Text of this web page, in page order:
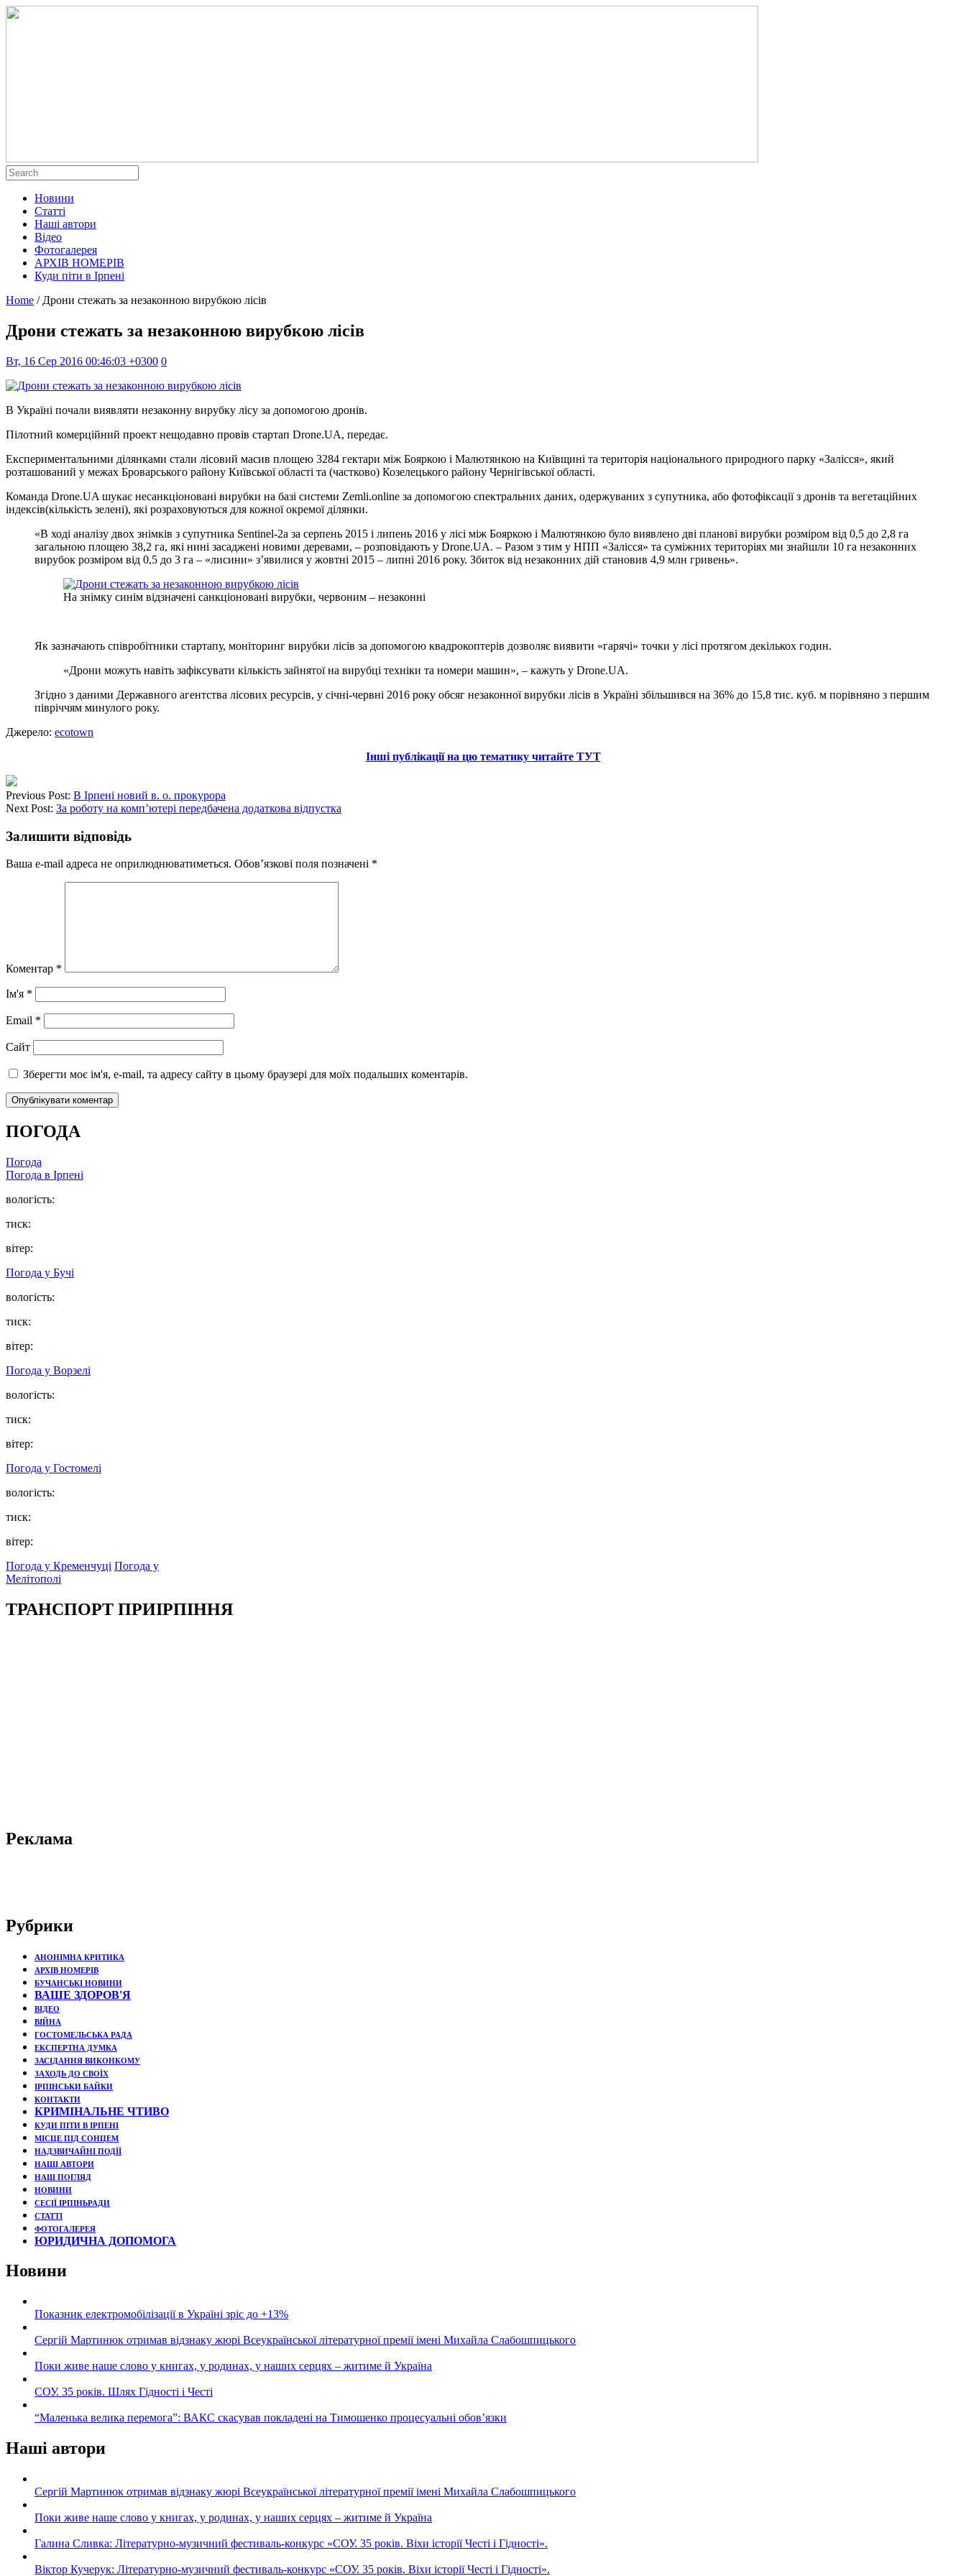
Новини
Статті
Наші автори
Відео
Фотогалерея
АРХІВ НОМЕРІВ
Куди піти в Ірпені
Home / Дрони стежать за незаконною вирубкою лісів
Дрони стежать за незаконною вирубкою лісів
Вт, 16 Сер 2016 00:46:03 +0300 0
В Україні почали виявляти незаконну вирубку лісу за допомогою дронів.
Пілотний комерційний проект нещодавно провів стартап Drone.UA, передає.
Експериментальними ділянками стали лісовий масив площею 3284 гектари між Бояркою і Малютянкою на Київщині та територія національного природного парку «Залісся», який
розташований у межах Броварського району Київської області та (частково) Козелецького району Чернігівської області.
Команда Drone.UA шукає несанкціоновані вирубки на базі системи Zemli.online за допомогою спектральних даних, одержуваних з супутника, або фотофіксації з дронів та вегетаційних
індексів(кількість зелені), які розраховуються для кожної окремої ділянки.
«В ході аналізу двох знімків з супутника Sentinel-2a за серпень 2015 і липень 2016 у лісі між Бояркою і Малютянкою було виявлено дві планові вирубки розміром від 0,5 до 2,8 га
загальною площею 38,2 га, які нині засаджені новими деревами, – розповідають у Drone.UA. – Разом з тим у НПП «Залісся» та суміжних територіях ми знайшли 10 га незаконних
вирубок розміром від 0,5 до 3 га – «лисини» з’явилися у жовтні 2015 – липні 2016 року. Збиток від незаконних дій становив 4,9 млн гривень».
На знімку синім відзначені санкціоновані вирубки, червоним – незаконні
Як зазначають співробітники стартапу, моніторинг вирубки лісів за допомогою квадрокоптерів дозволяє виявити «гарячі» точки у лісі протягом декількох годин.
«Дрони можуть навіть зафіксувати кількість зайнятої на вирубці техніки та номери машин», – кажуть у Drone.UA.
Згідно з даними Державного агентства лісових ресурсів, у січні-червні 2016 року обсяг незаконної вирубки лісів в Україні збільшився на 36% до 15,8 тис. куб. м порівняно з першим
півріччям минулого року.
Джерело: ecotown
Інші публікації на цю тематику читайте ТУТ
Previous Post: В Ірпені новий в. о. прокурора
Next Post: За роботу на комп’ютері передбачена додаткова відпустка
Залишити відповідь
Ваша e-mail адреса не оприлюднюватиметься. Обов’язкові поля позначені *
Коментар *
Ім'я *
Email *
Сайт
Зберегти моє ім'я, e-mail, та адресу сайту в цьому браузері для моїх подальших коментарів.
ПОГОДА
Погода
Погода в Ірпені
вологість:
тиск:
вітер:
Погода у Бучі
вологість:
тиск:
вітер:
Погода у Ворзелі
вологість:
тиск:
вітер:
Погода у Гостомелі
вологість:
тиск:
вітер:
Погода у Кременчуці Погода у
Мелітополі
ТРАНСПОРТ ПРИІРПІННЯ
Реклама
Рубрики
АНОНІМНА КРИТИКА
АРХІВ НОМЕРІВ
БУЧАНСЬКІ НОВИНИ
ВАШЕ ЗДОРОВ'Я
ВІДЕО
ВІЙНА
ГОСТОМЕЛЬСЬКА РАДА
ЕКСПЕРТНА ДУМКА
ЗАСІДАННЯ ВИКОНКОМУ
ЗАХОДЬ ДО СВОЇХ
ІРПІНСЬКИ БАЙКИ
КОНТАКТИ
КРИМІНАЛЬНЕ ЧТИВО
КУДИ ПІТИ В ІРПЕНІ
МІСЦЕ ПІД СОНЦЕМ
НАДЗВИЧАЙНІ ПОДЇЇ
НАШІ АВТОРИ
НАШ ПОГЛЯД
НОВИНИ
СЕСІЇ ІРПІНЬРАДИ
СТАТТІ
ФОТОГАЛЕРЕЯ
ЮРИДИЧНА ДОПОМОГА
Новини
Показник електромобілізації в Україні зріс до +13%
Сергій Мартинюк отримав відзнаку жюрі Всеукраїнської літературної премії імені Михайла Слабошпицького
Поки живе наше слово у книгах, у родинах, у наших серцях – житиме й Україна
СОУ. 35 років. Шлях Гідності і Честі
“Маленька велика перемога”: ВАКС скасував покладені на Тимошенко процесуальні обов’язки
Наші автори
Сергій Мартинюк отримав відзнаку жюрі Всеукраїнської літературної премії імені Михайла Слабошпицького
Поки живе наше слово у книгах, у родинах, у наших серцях – житиме й Україна
Галина Сливка: Літературно-музичний фестиваль-конкурс «СОУ. 35 років. Віхи історії Честі і Гідності».
Віктор Кучерук: Літературно-музичний фестиваль-конкурс «СОУ. 35 років. Віхи історії Честі і Гідності».